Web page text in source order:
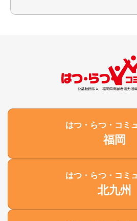
はつ・らつ・コミ
福岡
はつ・らつ・コミ
北九州